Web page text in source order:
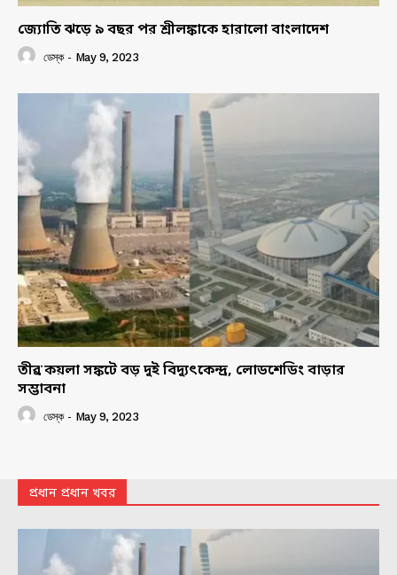
জ্যোতি ঝড়ে ৯ বছর পর শ্রীলঙ্কাকে হারালো বাংলাদেশ
ডেস্ক - May 9, 2023
তীব্র কয়লা সঙ্কটে বড় দুই বিদ্যুৎকেন্দ্র, লোডশেডিং বাড়ার
সম্ভাবনা
ডেস্ক - May 9, 2023
প্রধান প্রধান খবর